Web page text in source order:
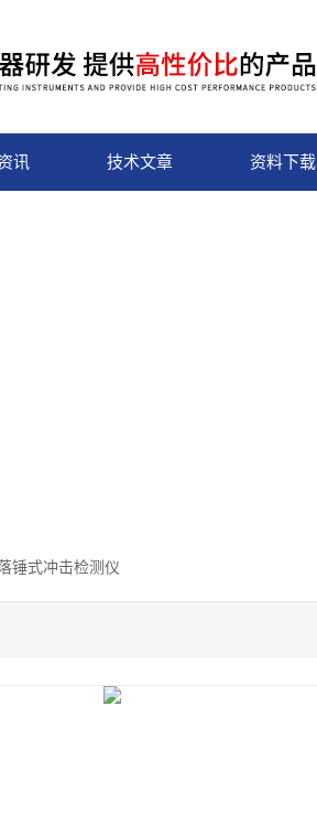
讯 技术文章 资料下载
锤式冲击检测仪